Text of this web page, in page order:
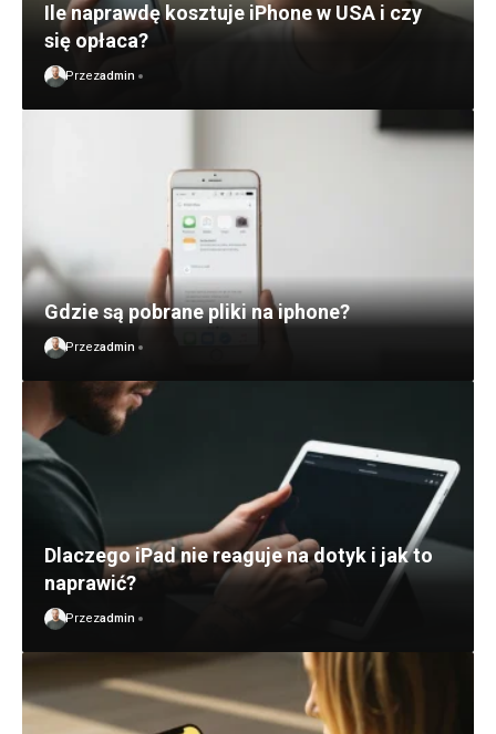
Ile naprawdę kosztuje iPhone w USA i czy
się opłaca?
Przezadmin
Gdzie są pobrane pliki na iphone?
Przezadmin
Dlaczego iPad nie reaguje na dotyk i jak to
naprawić?
Przezadmin